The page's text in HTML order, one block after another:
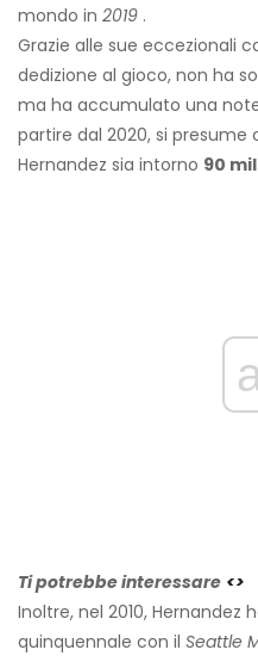
mondo in 2019 .
Grazie alle sue eccezionali
dedizione al gioco, non ha
ma ha accumulato una
partire dal 2020, si
Hernandez sia intorno 90
Ti potrebbe interessare <>
Inoltre, nel 2010,
quinquennale con il Seattle